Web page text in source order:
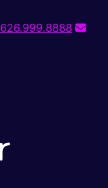
626.999.8888